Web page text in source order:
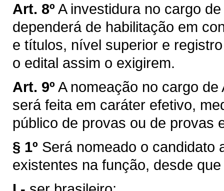
Art. 8º A investidura no cargo
dependerá de habilitação em
e títulos, nível superior e
o edital assim o exigirem.
Art. 9º A nomeação no cargo de
será feita em caráter efetivo,
público de provas ou de provas
§ 1º Será nomeado o candidato
existentes na função, desde